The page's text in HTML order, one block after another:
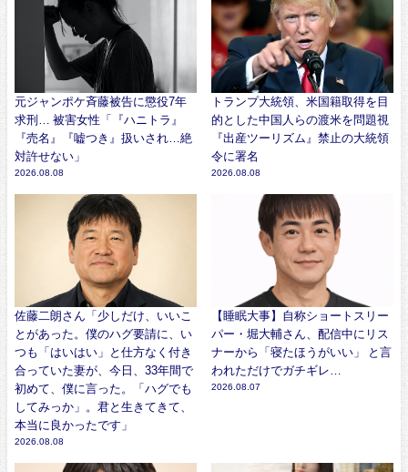
元ジャンポケ斉藤被告に懲役7年
求刑… 被害女性「『ハニトラ』
『売名』『嘘つき』扱いされ…絶
対許せない」
2026.08.08
トランプ大統領、米国籍取得を目
的とした中国人らの渡米を問題視
『出産ツーリズム』禁止の大統領
令に署名
2026.08.08
佐藤二朗さん「少しだけ、いいこ
とがあった。僕のハグ要請に、い
つも「はいはい」と仕方なく付き
合っていた妻が、今日、33年間で
初めて、僕に言った。「ハグでも
してみっか」。君と生きてきて、
本当に良かったです」
2026.08.08
【睡眠大事】自称ショートスリー
パー・堀大輔さん、配信中にリス
ナーから「寝たほうがいい」 と言
われただけでガチギレ…
2026.08.07